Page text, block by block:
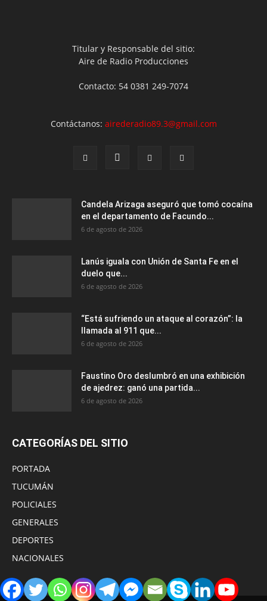
Titular y Responsable del sitio:
Aire de Radio Producciones
Contacto: 54 0381 249-7074
Contáctanos: airederadio89.3@gmail.com
Candela Arizaga aseguró que tomó cocaína
en el departamento de Facundo...
6 de agosto de 2026
Lanús iguala con Unión de Santa Fe en el
duelo que...
6 de agosto de 2026
“Está sufriendo un ataque al corazón”: la
llamada al 911 que...
6 de agosto de 2026
Faustino Oro deslumbró en una exhibición
de ajedrez: ganó una partida...
6 de agosto de 2026
CATEGORÍAS DEL SITIO
PORTADA
TUCUMÁN
POLICIALES
GENERALES
DEPORTES
NACIONALES